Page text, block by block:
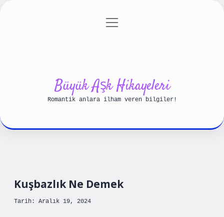
Gizlilik Politikası
menüyü
Büyük Aşk Hikayeleri
Romantik anlara ilham veren bilgiler!
Kuşbazlık Ne Demek
Tarih: Aralık 19, 2024